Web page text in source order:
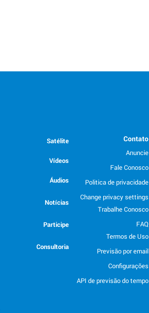
Contato
Anuncie
Fale Conosco
Politica de privacidade
Change privacy settings
Trabalhe Conosco
FAQ
Termos de Uso
Previsão por email
Configurações
API de previsão do tempo
Satélite
Vídeos
Áudios
Notícias
Participe
Consultoria